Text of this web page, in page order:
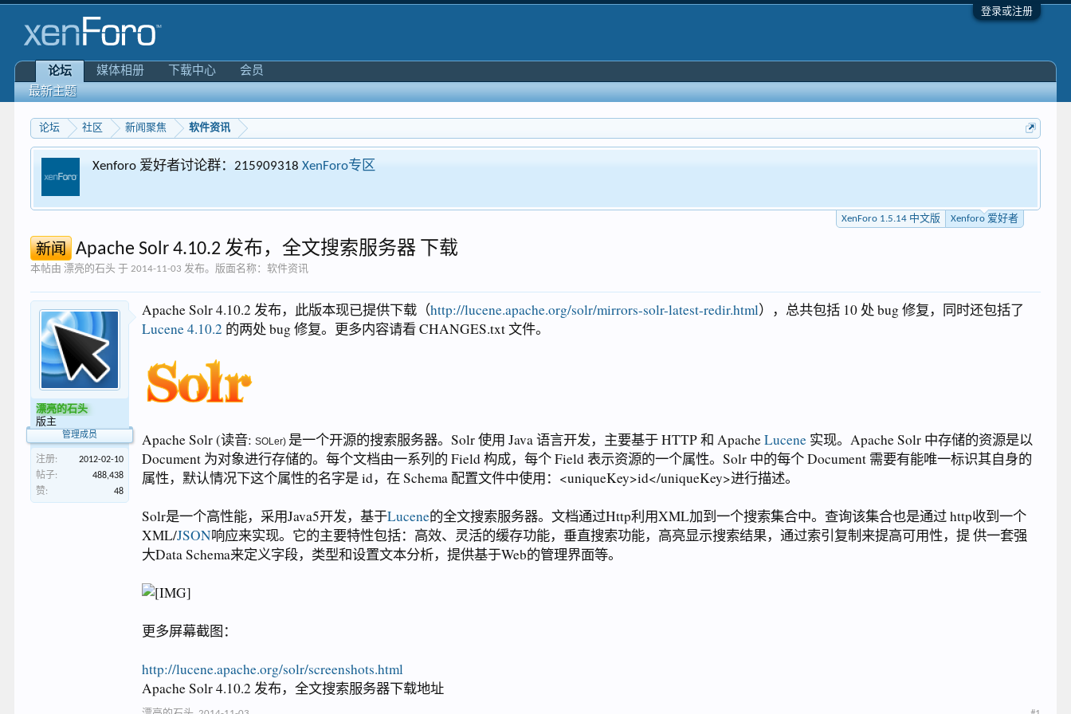
登录或注册
论坛 社区 新闻聚焦 软件资讯
Xenforo 爱好者讨论群：215909318XenForo专区
XenForo 1.5.14 中文版 Xenforo 爱好者
新闻 Apache Solr 4.10.2 发布，全文搜索服务器 下载
本帖由漂亮的石头 于2014-11-03 发布。版面名称：软件资讯
漂亮的石头
版主
管理成员
注册:
2012-02-10
帖子:
488,438
赞:
48
Apache Solr 4.10.2 发布，此版本现已提供下载（http://lucene.apache.org/solr/mirrors-solr-latest-redir.html），总共包括 10 处 bug 修复，同时还包括了
Lucene 4.10.2 的两处 bug 修复。更多内容请看 CHANGES.txt 文件。
Apache Solr (读音:SOLer) 是一个开源的搜索服务器。Solr 使用 Java 语言开发，主要基于 HTTP 和 ApacheLucene 实现。Apache Solr 中存储的资源是以
Document 为对象进行存储的。每个文档由一系列的 Field 构成，每个 Field 表示资源的一个属性。Solr 中的每个 Document 需要有能唯一标识其自身的
属性，默认情况下这个属性的名字是 id，在 Schema 配置文件中使用：<uniqueKey>id</uniqueKey>进行描述。
Solr是一个高性能，采用Java5开发，基于Lucene的全文搜索服务器。文档通过Http利用XML加到一个搜索集合中。查询该集合也是通过 http收到一个
XML/JSON响应来实现。它的主要特性包括：高效、灵活的缓存功能，垂直搜索功能，高亮显示搜索结果，通过索引复制来提高可用性，提 供一套强
大Data Schema来定义字段，类型和设置文本分析，提供基于Web的管理界面等。
更多屏幕截图：
http://lucene.apache.org/solr/screenshots.html
Apache Solr 4.10.2 发布，全文搜索服务器下载地址
论坛
最新主题
媒体相册 下载中心 会员